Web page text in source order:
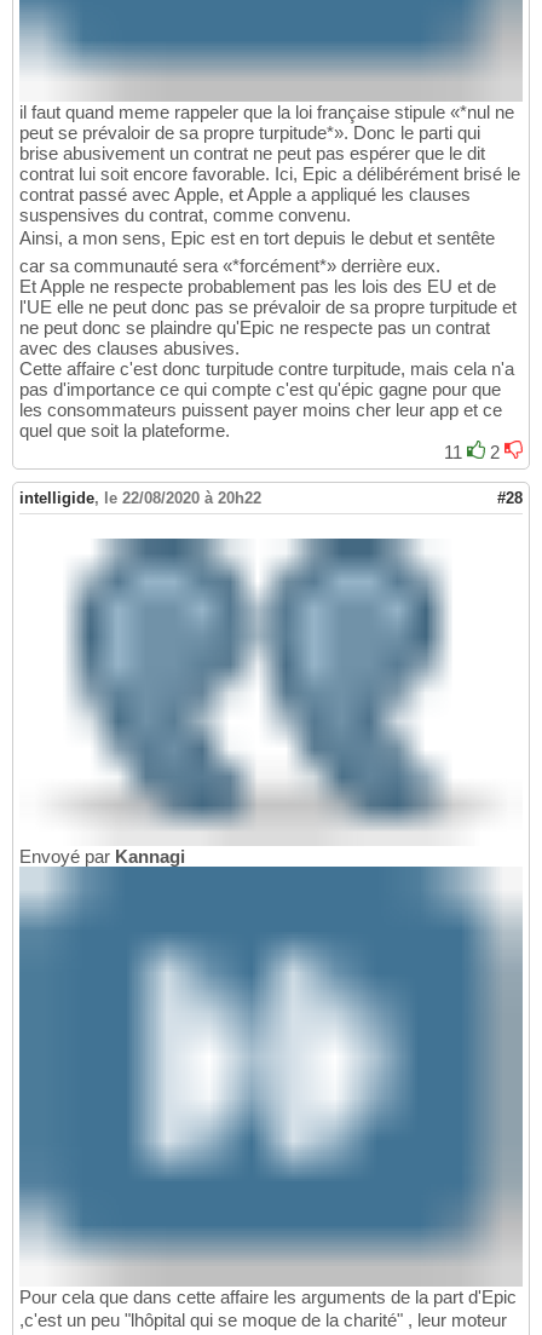
il faut quand meme rappeler que la loi française stipule «*nul ne
peut se prévaloir de sa propre turpitude*». Donc le parti qui
brise abusivement un contrat ne peut pas espérer que le dit
contrat lui soit encore favorable. Ici, Epic a délibérément brisé le
contrat passé avec Apple, et Apple a appliqué les clauses
suspensives du contrat, comme convenu.
Ainsi, a mon sens, Epic est en tort depuis le debut et sentête
car sa communauté sera «*forcément*» derrière eux.
Et Apple ne respecte probablement pas les lois des EU et de
l'UE elle ne peut donc pas se prévaloir de sa propre turpitude et
ne peut donc se plaindre qu'Epic ne respecte pas un contrat
avec des clauses abusives.
Cette affaire c'est donc turpitude contre turpitude, mais cela n'a
pas d'importance ce qui compte c'est qu'épic gagne pour que
les consommateurs puissent payer moins cher leur app et ce
quel que soit la plateforme.
11
2
intelligide, le 22/08/2020 à 20h22 #28
Envoyé par Kannagi
Pour cela que dans cette affaire les arguments de la part d'Epic
,c'est un peu "lhôpital qui se moque de la charité" , leur moteur